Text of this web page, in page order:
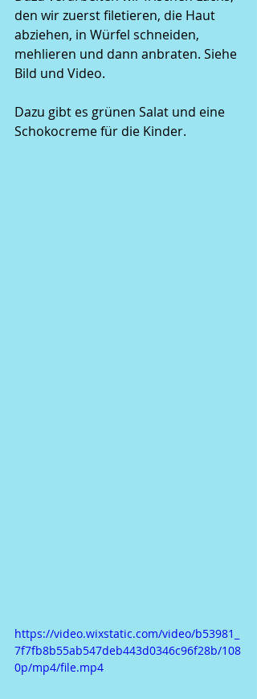
den wir zuerst filetieren, die Haut
abziehen, in Würfel schneiden,
mehlieren und dann anbraten. Siehe
Bild und Video.
Dazu gibt es grünen Salat und eine
Schokocreme für die Kinder.
https://video.wixstatic.com/video/b53981_
7f7fb8b55ab547deb443d0346c96f28b/108
0p/mp4/file.mp4